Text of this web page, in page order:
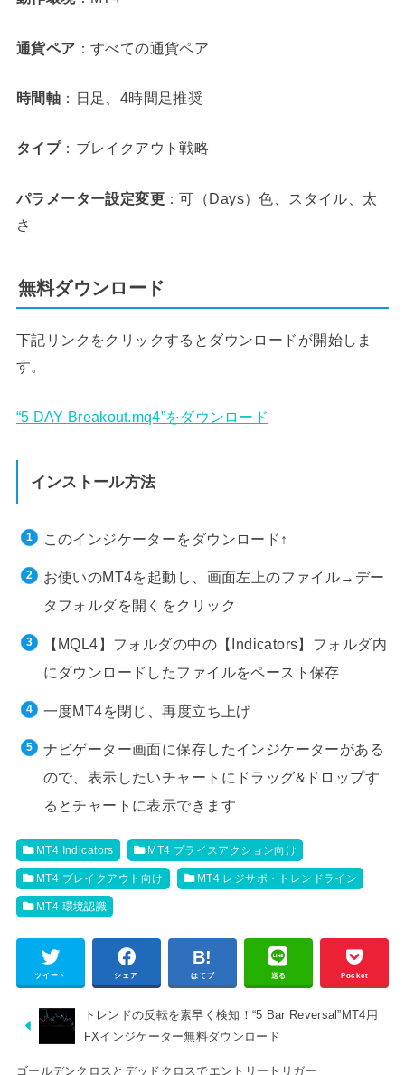
通貨ペア ：すべての通貨ペア
時間軸 ：日足、4時間足推奨
タイプ：ブレイクアウト戦略
パラメーター設定変更 ：可（Days）色、スタイル、太
さ
無料ダウンロード
下記リンクをクリックするとダウンロードが開始しま
す。
“5 DAY Breakout.mq4”をダウンロード
インストール方法
このインジケーターをダウンロード↑
お使いのMT4を起動し、画面左上のファイル→デー
タフォルダを開くをクリック
【MQL4】フォルダの中の【Indicators】フォルダ内
にダウンロードしたファイルをペースト保存
一度MT4を閉じ、再度立ち上げ
ナビゲーター画面に保存したインジケーターがある
ので、表示したいチャートにドラッグ&ドロップす
るとチャートに表示できます
MT4 Indicators MT4 プライスアクション向け
MT4 ブレイクアウト向け MT4 レジサポ・トレンドライン
MT4 環境認識
ツイート シェア はてブ 送る Pocket
トレンドの反転を素早く検知！“5 Bar Reversal”MT4用
FXインジケーター無料ダウンロード
ゴールデンクロスとデッドクロスでエントリートリガー